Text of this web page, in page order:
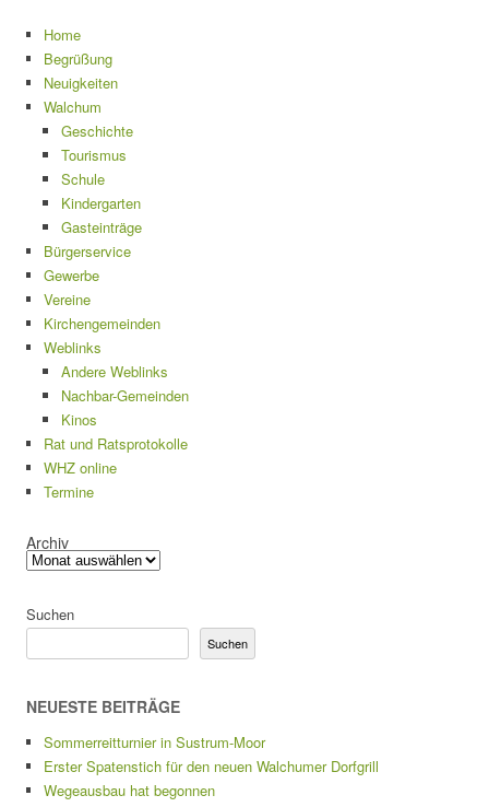
Home
Begrüßung
Neuigkeiten
Walchum
Geschichte
Tourismus
Schule
Kindergarten
Gasteinträge
Bürgerservice
Gewerbe
Vereine
Kirchengemeinden
Weblinks
Andere Weblinks
Nachbar-Gemeinden
Kinos
Rat und Ratsprotokolle
WHZ online
Termine
Archiv
Suchen
Suchen
NEUESTE BEITRÄGE
Sommerreitturnier in Sustrum-Moor
Erster Spatenstich für den neuen Walchumer Dorfgrill
Wegeausbau hat begonnen